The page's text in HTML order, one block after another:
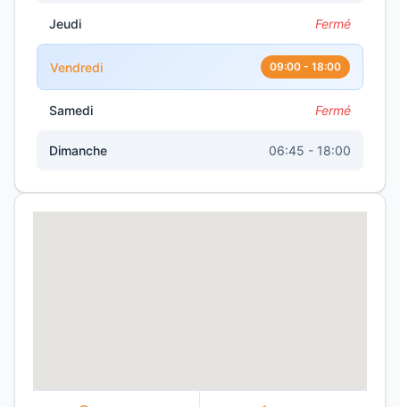
Jeudi Fermé
Vendredi 09:00 - 18:00
Samedi Fermé
Dimanche 06:45 - 18:00